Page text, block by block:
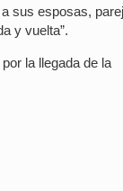
sus esposas,
y vuelta”.
la llegada de la